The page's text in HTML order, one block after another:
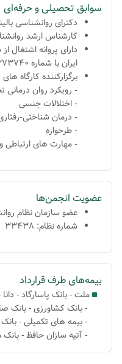
سوابق تحصیلی و حرفه‌ای
دکترای روانشناسی
کارشناس ارشد
دارای پروانه اشتغال
ایران با شماره 1373740
برگزارکننده کارگاه
- رویکرد روان درمانی
- اختلالات جنسی
- درمان شناختی-
- طرحواره
- مهارت های ارتباطی و
عضویت انجمن‌ها
عضو سازمان نظام
شماره نظام: 33438
بیمه‌های طرف قرارداد
ملت-بانک پاسارگاد- دانا
-بانک کشاورزی-بانک
-بیمه های تکمیلی-
-آتیه سازان حافظ-بانک